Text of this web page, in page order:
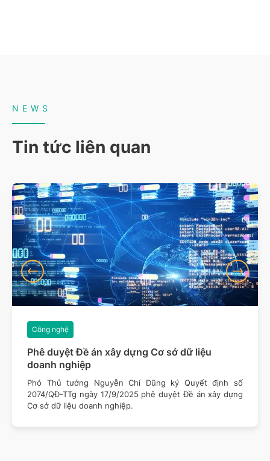
NEWS
Tin tức liên quan
Phê duyệt Đề án xây dựng Cơ sở dữ liệu
doanh nghiệp
Công nghệ
Phó Thủ tướng Nguyễn Chí Dũng ký Quyết định số
2074/QĐ-TTg ngày 17/9/2025 phê duyệt Đề án xây dựng
Cơ sở dữ liệu doanh nghiệp.